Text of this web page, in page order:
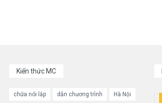
Kiến thức MC
chữa nói lắp dẫn chương trình Hà Nội